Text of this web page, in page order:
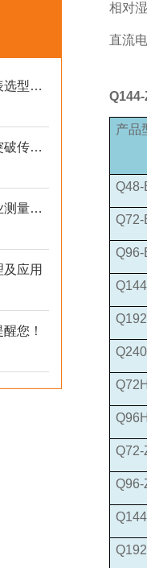
特种设备压力管道与锅炉压力表选型指南
超声波液位计分体式设计如何突破传统测量局限
氨用压力表：氨气环境下的专业测量工具
应用
您！
相对
直流
产品
Q48-
Q72-
Q96-
Q72-
Q96-